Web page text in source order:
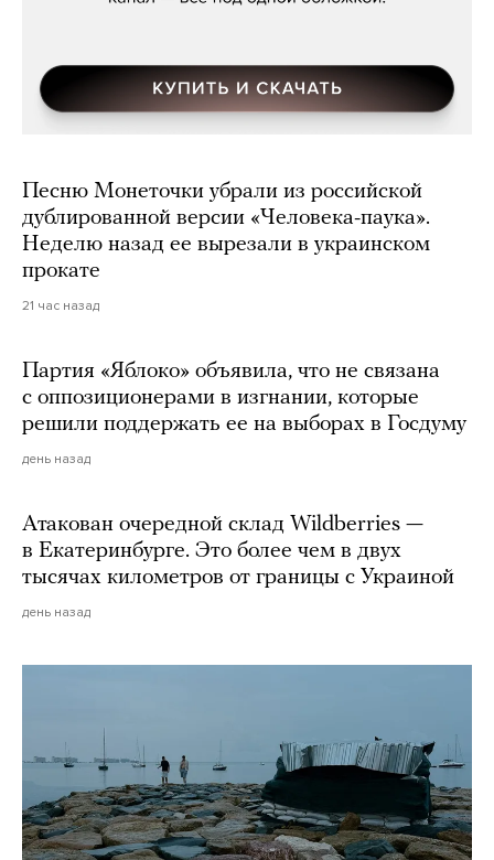
Песню Монеточки убрали из российской
дублированной версии «Человека-паука».
Неделю назад ее вырезали в украинском
прокате
21 час назад
Партия «Яблоко» объявила, что не связана
с оппозиционерами в изгнании, которые
решили поддержать ее на выборах в Госдуму
день назад
Атакован очередной склад Wildberries —
в Екатеринбурге. Это более чем в двух
тысячах километров от границы с Украиной
день назад